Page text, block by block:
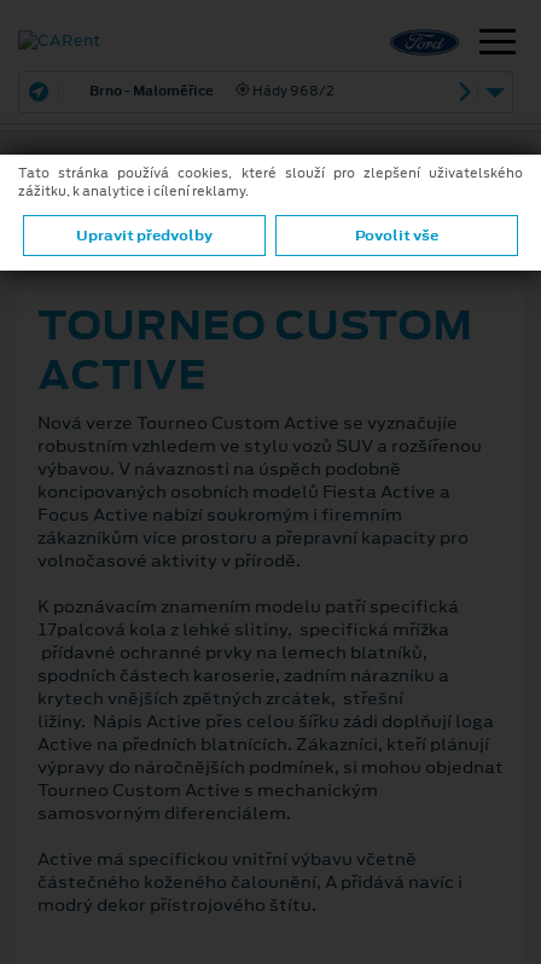
Brno - Maloměřice Hády 968/2
16. 6. 2020
TOURNEO CUSTOM
ACTIVE
Nová verze Tourneo Custom Active se vyznačujíe
robustním vzhledem ve stylu vozů SUV a rozšířenou
výbavou. V návaznosti na úspěch podobně
koncipovaných osobních modelů Fiesta Active a
Focus Active nabízí soukromým i firemním
zákazníkům více prostoru a přepravní kapacity pro
volnočasové aktivity v přírodě.
K poznávacím znamením modelu patří specifická
17palcová kola z lehké slitiny, specifická mřížka
přídavné ochranné prvky na lemech blatníků,
spodních částech karoserie, zadním nárazníku a
krytech vnějších zpětných zrcátek, střešní
ližiny. Nápis Active přes celou šířku zádi doplňují loga
Active na předních blatnících. Zákazníci, kteří plánují
výpravy do náročnějších podmínek, si mohou objednat
Tourneo Custom Active s mechanickým
samosvorným diferenciálem.
Active má specifickou vnitřní výbavu včetně
částečného koženého čalounění, A přidává navíc i
modrý dekor přístrojového štítu.
Tato stránka používá cookies, které slouží pro zlepšení uživatelského
zážitku, k analytice i cílení reklamy.
Upravit předvolby Povolit vše